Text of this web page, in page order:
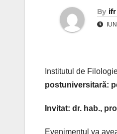
By ifr
Institutul de
postuniversitară:
Invitat: dr. hab.,
Evenimentul va